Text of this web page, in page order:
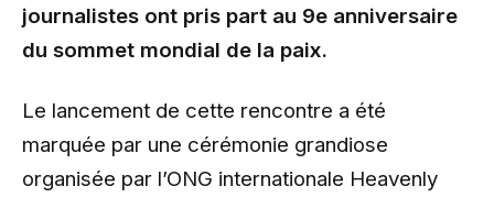
journalistes ont pris part au 9e anniversaire
du sommet mondial de la paix.
Le lancement de cette rencontre a été
marquée par une cérémonie grandiose
organisée par l’ONG internationale Heavenly